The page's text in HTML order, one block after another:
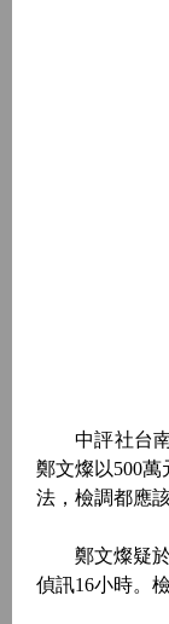
中評社台南7
鄭文燦以500
法，檢調都應
鄭文燦疑於
偵訊16小時。